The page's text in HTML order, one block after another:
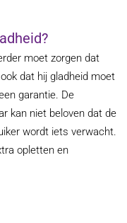
moet zorgen dat
dat hij gladheid moet
garantie. De
kan niet beloven dat de
wordt iets verwacht.
opletten en